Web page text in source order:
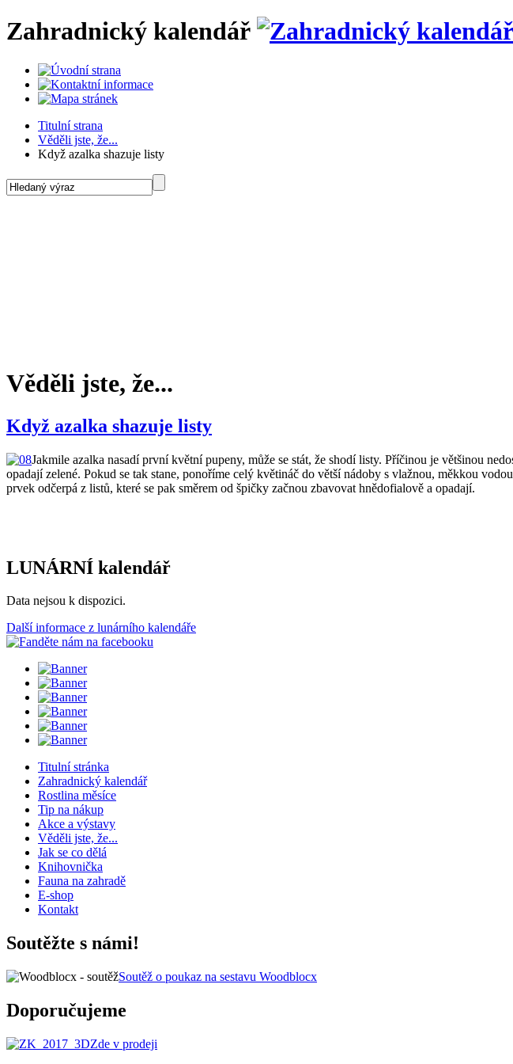
Zahradnický kalendář
Titulní strana
Věděli jste, že...
Když azalka shazuje listy
Věděli jste, že...
Když azalka shazuje listy
Jakmile azalka nasadí první květní pupeny, může se stát, že shodí listy. Příčinou je většinou
opadají zelené. Pokud se tak stane, ponoříme celý květináč do větší nádoby s vlažnou, měkkou
prvek odčerpá z listů, které se pak směrem od špičky začnou zbavovat hnědofialově a opadají.
LUNÁRNÍ kalendář
Data nejsou k dispozici.
Další informace z lunárního kalendáře
Titulní stránka
Zahradnický kalendář
Rostlina měsíce
Tip na nákup
Akce a výstavy
Věděli jste, že...
Jak se co dělá
Knihovnička
Fauna na zahradě
E-shop
Kontakt
Soutěžte s námi!
Soutěž o poukaz na sestavu Woodblocx
Doporučujeme
Zde v prodeji